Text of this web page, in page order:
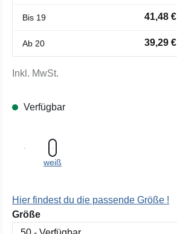
Bis 19 41,48 €
Ab 20 39,29 €
Inkl. MwSt.
Verfügbar
weiß
Hier findest du die passende Größe !
Größeauswählen